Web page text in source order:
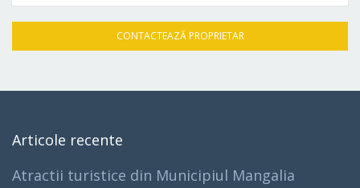
CONTACTEAZĂ PROPRIETAR
Articole recente
Atractii turistice din Municipiul Mangalia